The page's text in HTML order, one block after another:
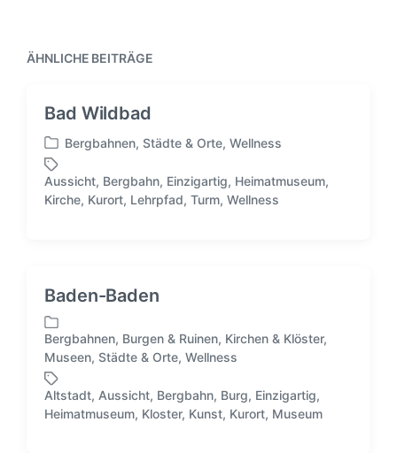
i
e
r
e
t
r
a
g
:
e
e
t
r
a
g
ÄHNLICHE BEITRÄGE
Bad Wildbad
V
e
r
ö
t
l
i
c
h
t
i
Bergbahnen, Städte & Orte, Wellness
S
w
ö
r
t
e
r
Aussicht, Bergbahn, Einzigartig, Heimatmuseum,
Kirche, Kurort, Lehrpfad, Turm, Wellness
Baden-Baden
V
r
ö
f
Bergbahnen, Burgen & Ruinen, Kirchen & Klöster,
Museen, Städte & Orte, Wellness
S
Altstadt, Aussicht, Bergbahn, Burg, Einzigartig,
Heimatmuseum, Kloster, Kunst, Kurort, Museum